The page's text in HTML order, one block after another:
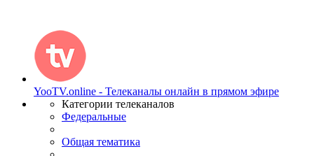
YooTV.online - Телеканалы онлайн в прямом эфире
Категории телеканалов
Федеральные
Общая тематика